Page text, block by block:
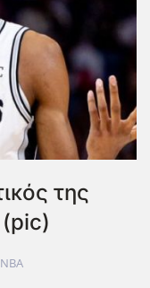
της
NBA